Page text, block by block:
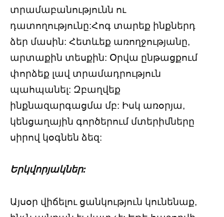
տրամաբանությունն ու
դատողությունը:Հոգ տարեք ինքներդ
ձեր մասին: Հետևեք առողջությանը,
արտաքին տեսքին: Օրվա ընթացքում
փորձեք լավ տրամադրություն
պահպանել: Զբաղվեք
ինքնազարգացմա մբ: Իսկ առօրյա,
կենցաղային գործերում մտերիմները
սիրով կօգնեն ձեզ:
Երկվորյակներ:
Այսօր վիճելու ցանկություն կունենաք,